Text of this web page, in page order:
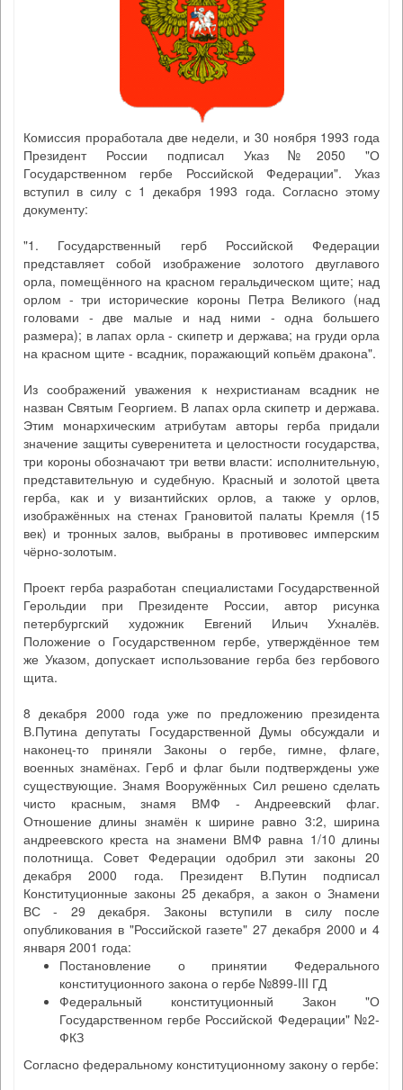
Комиссия проработала две недели, и 30 ноября 1993 года
Президент России подписал Указ №2050 "О
Государственном гербе Российской Федерации". Указ
вступил в силу с 1 декабря 1993 года. Согласно этому
документу:
"1. Государственный герб Российской Федерации
представляет собой изображение золотого двуглавого
орла, помещённого на красном геральдическом щите; над
орлом - три исторические короны Петра Великого (над
головами - две малые и над ними - одна большего
размера); в лапах орла - скипетр и держава; на груди орла
на красном щите - всадник, поражающий копьём дракона".
Из соображений уважения к нехристианам всадник не
назван Святым Георгием. В лапах орла скипетр и держава.
Этим монархическим атрибутам авторы герба придали
значение защиты суверенитета и целостности государства,
три короны обозначают три ветви власти: исполнительную,
представительную и судебную. Красный и золотой цвета
герба, как и у византийских орлов, а также у орлов,
изображённых на стенах Грановитой палаты Кремля (15
век) и тронных залов, выбраны в противовес имперским
чёрно-золотым.
Проект герба разработан специалистами Государственной
Герольдии при Президенте России, автор рисунка
петербургский художник Евгений Ильич Ухналёв.
Положение о Государственном гербе, утверждённое тем
же Указом, допускает использование герба без гербового
щита.
8 декабря 2000 года уже по предложению президента
В.Путина депутаты Государственной Думы обсуждали и
наконец-то приняли Законы о гербе, гимне, флаге,
военных знамёнах. Герб и флаг были подтверждены уже
существующие. Знамя Вооружённых Сил решено сделать
чисто красным, знамя ВМФ - Андреевский флаг.
Отношение длины знамён к ширине равно 3:2, ширина
андреевского креста на знамени ВМФ равна 1/10 длины
полотнища. Совет Федерации одобрил эти законы 20
декабря 2000 года. Президент В.Путин подписал
Конституционные законы 25 декабря, а закон о Знамени
ВС - 29 декабря. Законы вступили в силу после
опубликования в "Российской газете" 27 декабря 2000 и 4
января 2001 года:
Постановление о принятии Федерального
конституционного закона о гербе №899-III ГД
Федеральный конституционный Закон "О
Государственном гербе Российской Федерации" №2-
ФКЗ
Согласно федеральному конституционному закону о гербе: